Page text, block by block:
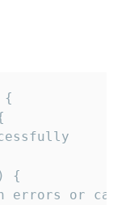
{
{
errors or